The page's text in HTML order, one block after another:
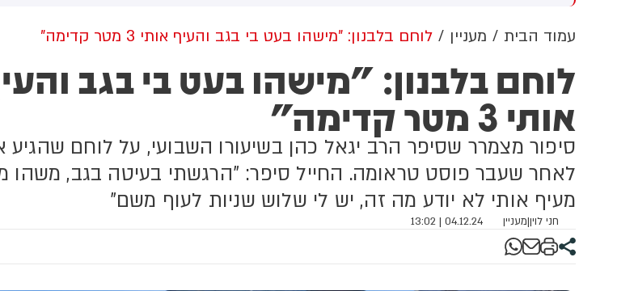
רפואי בזירה
עולה מניתוח חדש של
CyberWell, ארגון המנטר
אנטישמיות ברשת. הדו"ח מצא כי
פוסטים זהים ב-X שותפו
בצרפתית, אנגלית וספרדית,
בטענה שיהודים הם שהציתו
במכוון את השריפות בצרפת,
ספרד ונורבגיה בטרה להרוויח
פוליטית או כלכלית מהמצב.
עמוד הבית מעניין לוחם בלבנון: "מישהו בעט בי בגב והעיף אותי 3 מטר קדימה"
לוחם בלבנון: "מישהו בעט בי בגב
אותי 3 מטר קדימה"
סיפור מצמרר שסיפר הרב יגאל כהן בשיעורו השבועי, על לוחם שהגיע
לאחר שעבר פוסט טראומה. החייל סיפר: "הרגשתי בעיטה בגב, משהו
מעיף אותי לא יודע מה זה, יש לי שלוש שניות לעוף משם"
חני לוין|מעניין 04.12.24 | 13:02